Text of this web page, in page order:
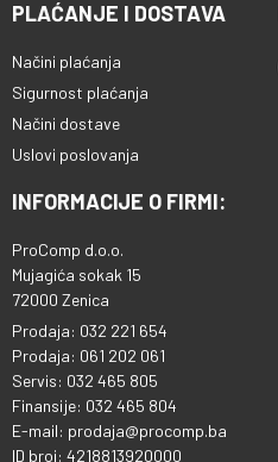
PLAĆANJE I DOSTAVA
Načini plaćanja
Sigurnost plaćanja
Načini dostave
Uslovi poslovanja
INFORMACIJE O FIRMI:
ProComp d.o.o.
Mujagića sokak 15
72000 Zenica
Prodaja: 032 221 654
Prodaja: 061 202 061
Servis: 032 465 805
Finansije: 032 465 804
E-mail: prodaja@procomp.ba
ID broj: 4218813920000